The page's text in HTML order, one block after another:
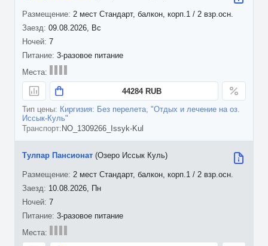
09.08.2026, Вс
7
2 мест Стандарт, балкон, корп.1 / 2 взр.осн.
3-разовое питание
44284 RUB
Киргизия: Без перелета, "Отдых и лечение на оз.
Иссык-Куль"
NO_1309266_Issyk-Kul
10.08.2026, Пн
7
Тулпар Пансионат (Озеро Иссык Куль)
2 мест Стандарт, балкон, корп.1 / 2 взр.осн.
3-разовое питание